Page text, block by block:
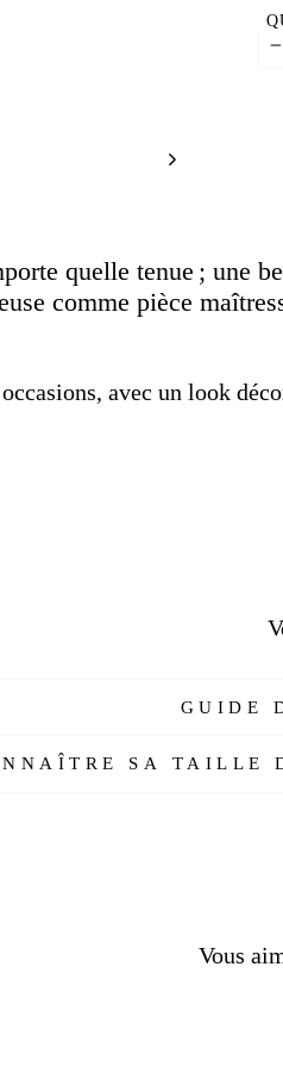
quelle tenue ; une
comme pièce
avec un look
GUIDE
SA TAILLE
Vous